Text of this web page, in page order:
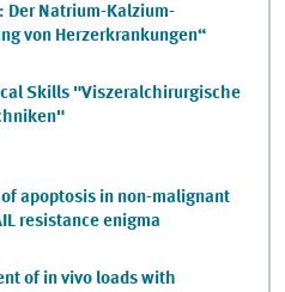
Der Natrium-Kalzium-
von Herzerkrankungen“
Skills "Viszeralchirurgische
apoptosis in non-malignant
resistance enigma
of in vivo loads with